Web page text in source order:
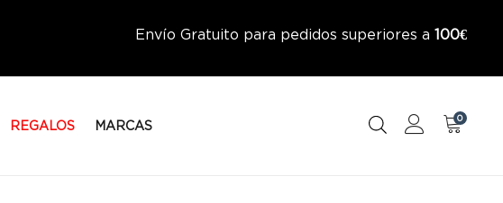
Envío Gratuito para pedidos superiores a 100€
REGALOS MARCAS
0